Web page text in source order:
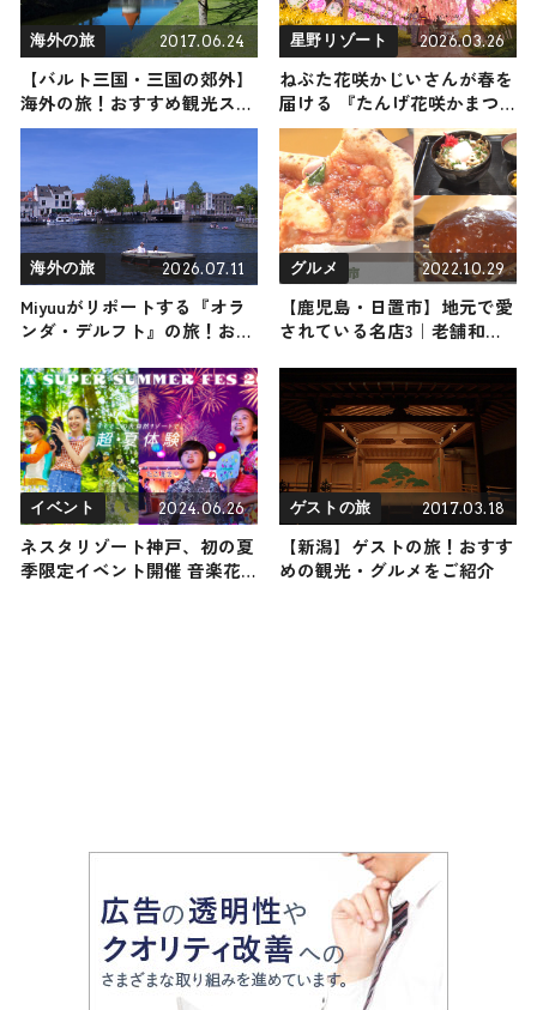
海外の旅 2017.06.24
【バルト三国・三国の郊外】
海外の旅！おすすめ観光スポ
ットやグルメをリポート
星野リゾート 2026.03.26
ねぶた花咲かじいさんが春を
届ける 『たんげ花咲かまつ
り』が今年も開催中！ ねぶ
たの灯りで桜が照らされる
「春告げ小径」も / 青森屋
by 星野リゾート
海外の旅 2026.07.11
Miyuuがリポートする『オラ
ンダ・デルフト』の旅！おす
紹介 2026年7月11日放送
グルメ 2022.10.29
【鹿児島・日置市】地元で愛
されている名店3｜老舗和食
イベント 2024.06.26
ネスタリゾート神戸、初の夏
季限定イベント開催 音楽花
ゲストの旅 2017.03.18
【新潟】ゲストの旅！おすす
めの観光・グルメをご紹介